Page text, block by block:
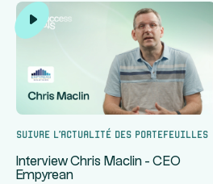
Suivre l’actualité des portefeuilles
Interview Chris Maclin - CEO
Empyrean